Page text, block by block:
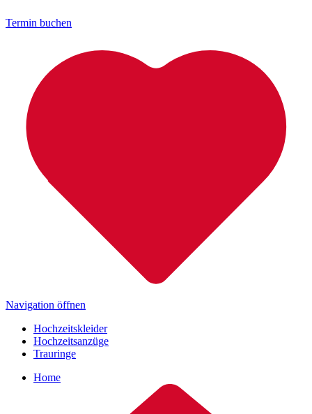
Termin buchen
Navigation öffnen
Hochzeitskleider
Hochzeitsanzüge
Trauringe
Home